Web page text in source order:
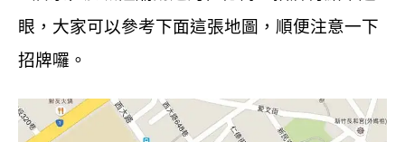
眼，大家可以參考下面這張地圖，順便注意一下
招牌囉。